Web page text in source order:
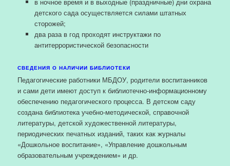
детского сада осуществляется силами штатных
сторожей;
два раза в год проходят инструктажи по
антитеррористической безопасности
СВЕДЕНИЯ О НАЛИЧИИ БИБЛИОТЕКИ
Педагогические работники МБДОУ, родители воспитанников
и сами дети имеют доступ к библиотечно-информационному
обеспечению педагогического процесса. В детском саду
создана библиотека учебно-методической, справочной
литературы, детской художественной литературы,
периодических печатных изданий, таких как журналы
«Дошкольное воспитание», «Управление дошкольным
образовательным учреждением» и др.